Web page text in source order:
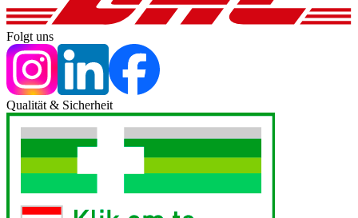
Folgt uns
Qualität & Sicherheit